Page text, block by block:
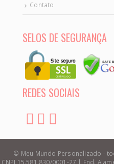
Contato
SELOS DE SEGURANÇA
REDES SOCIAIS
© Meu Mundo Personalizado -
CNPJ 15.581.830/0001-27 | End.